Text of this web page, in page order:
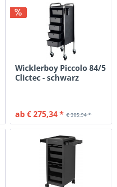
Wicklerboy Piccolo 84/5
Clictec - schwarz
€ 305,94 *
ab € 275,34 *